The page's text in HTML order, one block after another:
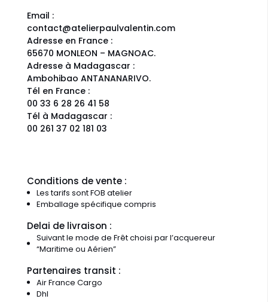
Email :
contact@atelierpaulvalentin.com
Adresse en France :
65670 MONLEON – MAGNOAC.
Adresse à Madagascar :
Ambohibao ANTANANARIVO.
Tél en France :
00 33 6 28 26 41 58
Tél à Madagascar :
00 261 37 02 181 03
Conditions de vente :
Les tarifs sont FOB atelier
Emballage spécifique compris
Delai de livraison :
Suivant le mode de Frêt choisi par l’acquereur
“Maritime ou Aérien”
Partenaires transit :
Air France Cargo
Dhl